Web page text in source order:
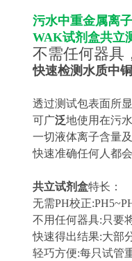
污水中重金属离
WAK试剂盒共立
不需任何器具
快速检测水质中
透过测试包表面所
可广泛地使用在污
一切液体离子含量
快速准确任何人都
共立试剂盒特长：
无需PH校正
不用任何器具:只要
快速得出结果:大部
轻巧方便:每只试管